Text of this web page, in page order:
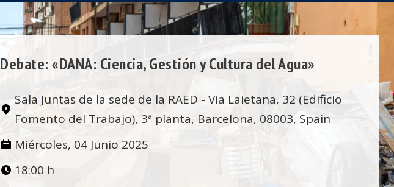
Debate: «DANA: Ciencia, Gestión y Cultura del Agua»
Sala Juntas de la sede de la RAED - Via Laietana, 32 (Edificio
Fomento del Trabajo), 3ª planta, Barcelona, 08003, Spain
Miércoles, 04 Junio 2025
18:00 h